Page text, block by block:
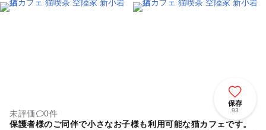
保存
93
未評価
0件
保護者様のご同伴で小さなお子様も利用可能な猫カフェです。